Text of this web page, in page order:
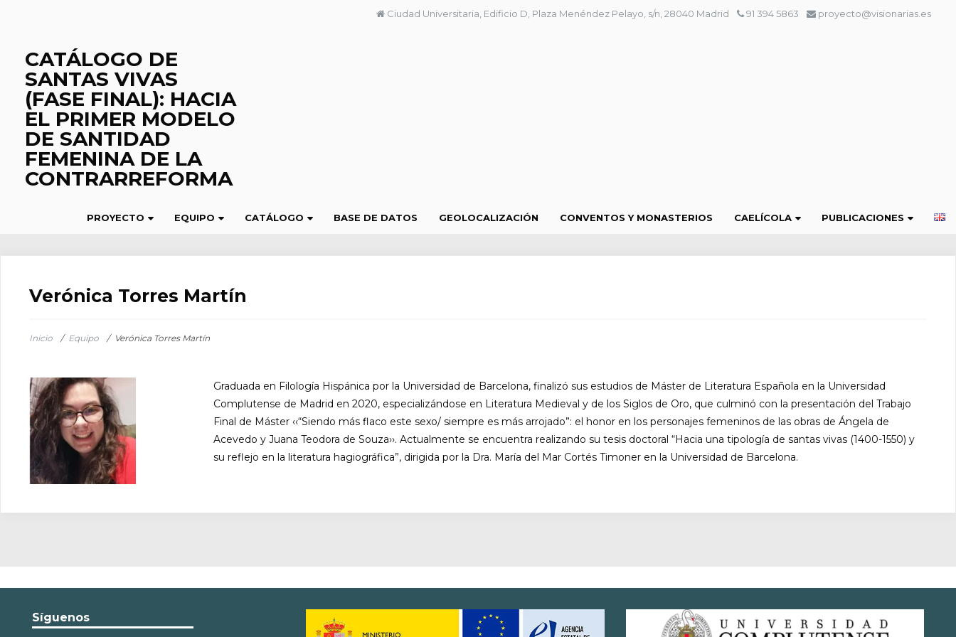
Ciudad Universitaria, Edificio D, Plaza Menéndez Pelayo, s/n, 28040 Madrid 91 394 5863 proyecto@visionarias.es
CATÁLOGO DE
SANTAS VIVAS
(FASE FINAL): HACIA
EL PRIMER MODELO
DE SANTIDAD
FEMENINA DE LA
CONTRARREFORMA
PROYECTO EQUIPO CATÁLOGO BASE DE DATOS GEOLOCALIZACIÓN CONVENTOS Y MONASTERIOS CAELÍCOLA PUBLICACIONES
Verónica Torres Martín
Inicio / Equipo / Verónica Torres Martín
Graduada en Filología Hispánica por la Universidad de Barcelona, finalizó sus estudios de Máster de Literatura Española en la Universidad
Complutense de Madrid en 2020, especializándose en Literatura Medieval y de los Siglos de Oro, que culminó con la presentación del Trabajo
Final de Máster ‹‹“Siendo más flaco este sexo/ siempre es más arrojado”: el honor en los personajes femeninos de las obras de Ángela de
Acevedo y Juana Teodora de Souza››. Actualmente se encuentra realizando su tesis doctoral “Hacia una tipología de santas vivas (1400-1550) y
su reflejo en la literatura hagiográfica”, dirigida por la Dra. María del Mar Cortés Timoner en la Universidad de Barcelona.
Síguenos